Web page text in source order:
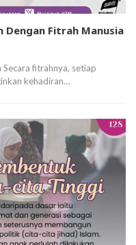
Dengan Fitrah Manusia
fitrahnya, setiap
kehadiran…